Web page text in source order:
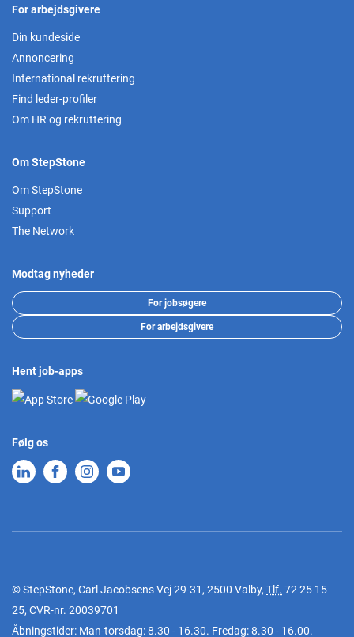
For arbejdsgivere
Din kundeside
Annoncering
International rekruttering
Find leder-profiler
Om HR og rekruttering
Om StepStone
Om StepStone
Support
The Network
Modtag nyheder
For jobsøgere
For arbejdsgivere
Hent job-apps
Følg os
© StepStone, Carl Jacobsens Vej 29-31, 2500 Valby, Tlf. 72 25 15
25, CVR-nr. 20039701
Åbningstider: Man-torsdag: 8.30 - 16.30. Fredag: 8.30 - 16.00.